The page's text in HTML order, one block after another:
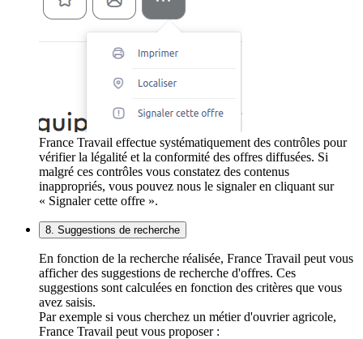
France Travail effectue systématiquement des contrôles pour
vérifier la légalité et la conformité des offres diffusées. Si
malgré ces contrôles vous constatez des contenus
inappropriés, vous pouvez nous le signaler en cliquant sur
« Signaler cette offre ».
8. Suggestions de recherche
En fonction de la recherche réalisée, France Travail peut vous
afficher des suggestions de recherche d'offres. Ces
suggestions sont calculées en fonction des critères que vous
avez saisis.
Par exemple si vous cherchez un métier d'ouvrier agricole,
France Travail peut vous proposer :